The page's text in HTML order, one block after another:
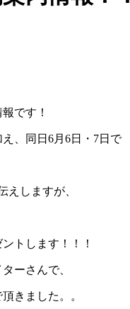
です！
、同日6月6日・7日で
えしますが、
トします！！！
ーさんで、
きました。。